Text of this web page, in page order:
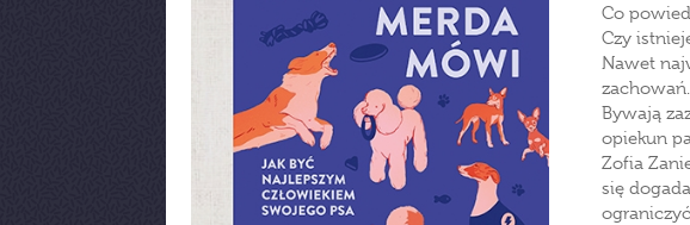
Co
Czy
Nawet
Bywają
opiekun
Zofia
się